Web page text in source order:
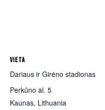
VIETA
Dariaus ir Girėno stadionas
Perkūno al. 5
Kaunas, Lithuania